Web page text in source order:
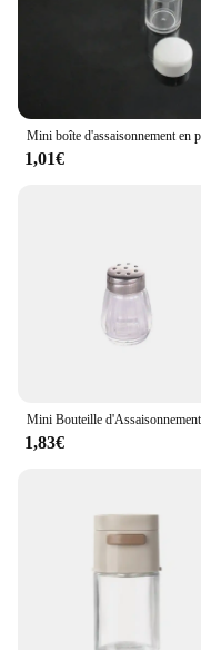
professional chef
designed to meet
1,01€
1,83€